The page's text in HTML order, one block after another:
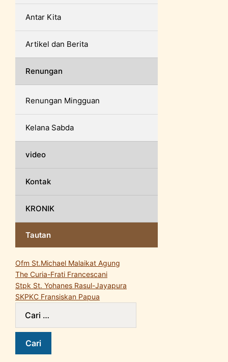
Antar Kita
Artikel dan Berita
Renungan
Renungan Mingguan
Kelana Sabda
video
Kontak
KRONIK
Tautan
Ofm St.Michael Malaikat Agung
The Curia-Frati Francescani
Stpk St. Yohanes Rasul-Jayapura
SKPKC Fransiskan Papua